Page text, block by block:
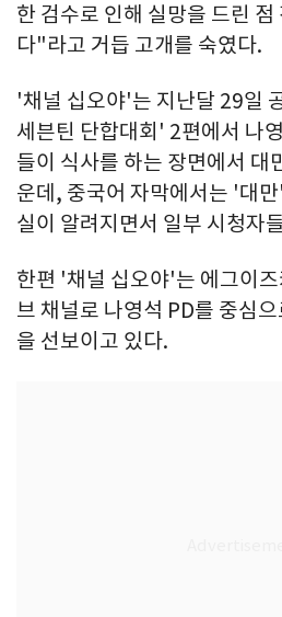
한 검수로 인해 실망을 드린 점
다"라고 거듭 고개를 숙였다.
'채널 십오야'는 지난달 29일
세븐틴 단합대회' 2편에서 나
들이 식사를 하는 장면에서 대
운데, 중국어 자막에서는 '대
실이 알려지면서 일부 시청자
한편 '채널 십오야'는 에그이
브 채널로 나영석 PD를 중심
을 선보이고 있다.